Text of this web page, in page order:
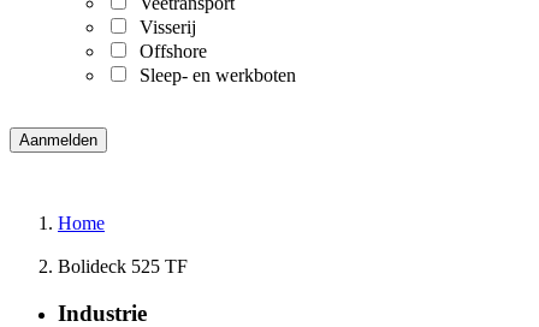
Visserij
Offshore
Sleep- en werkboten
Home
Bolideck 525 TF
Industrie